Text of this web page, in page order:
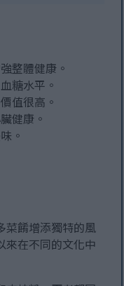
整體健康。
糖水平。
值很高。
健康。
。
菜餚增添獨特的風
來在不同的文化中